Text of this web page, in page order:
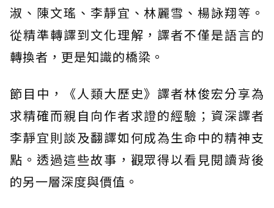
淑、陳文瑤、李靜宜、林麗雪、楊詠翔等。
從精準轉譯到文化理解，譯者不僅是語言的
轉換者，更是知識的橋梁。
節目中，《人類大歷史》譯者林俊宏分享為
求精確而親自向作者求證的經驗；資深譯者
李靜宜則談及翻譯如何成為生命中的精神支
點。透過這些故事，觀眾得以看見閱讀背後
的另一層深度與價值。